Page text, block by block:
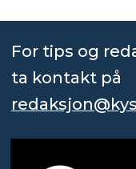
For tips og
ta kontakt på